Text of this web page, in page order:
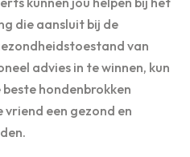
die aansluit bij de
van
advies in te winnen, kun
hondenbrokken
een gezond en